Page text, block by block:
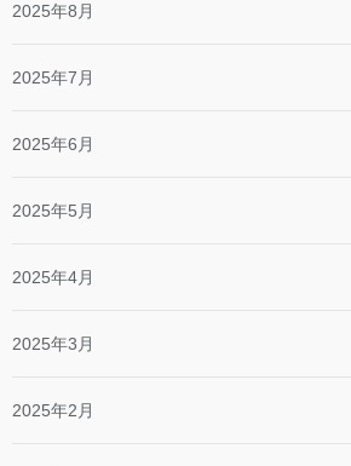
2025年8月
2025年7月
2025年6月
2025年5月
2025年4月
2025年3月
2025年2月